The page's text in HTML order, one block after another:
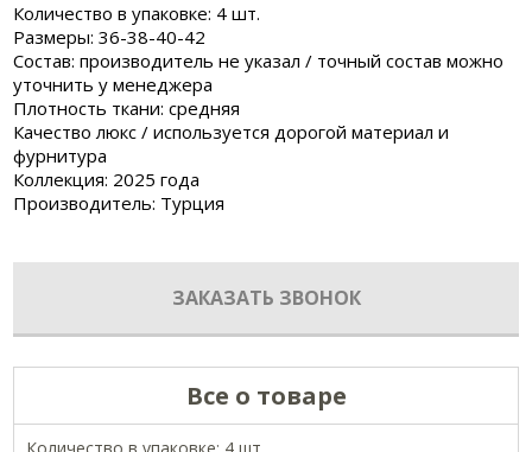
Количество в упаковке: 4 шт.
Размеры: 36-38-40-42
Состав: производитель не указал / точный состав можно
уточнить у менеджера
Плотность ткани: средняя
Качество люкс / используется дорогой материал и
фурнитура
Коллекция: 2025 года
Производитель: Турция
ЗАКАЗАТЬ ЗВОНОК
Все о товаре